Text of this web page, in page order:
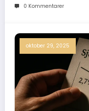
0 Kommentarer
oktober 29, 2025